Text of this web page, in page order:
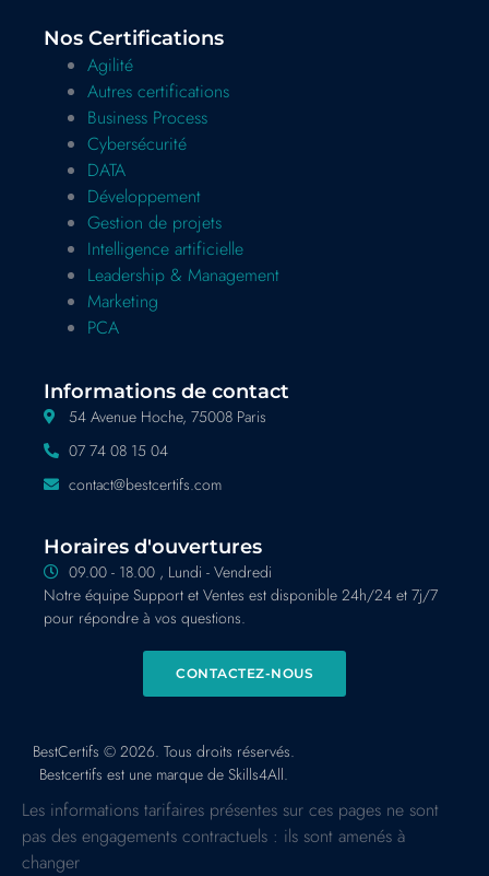
Nos Certifications
Agilité
Autres certifications
Business Process
Cybersécurité
DATA
Développement
Gestion de projets
Intelligence artificielle
Leadership & Management
Marketing
PCA
Informations de contact
54 Avenue Hoche, 75008 Paris
07 74 08 15 04
contact@bestcertifs.com
Horaires d'ouvertures
09.00 - 18.00 , Lundi - Vendredi
Notre équipe Support et Ventes est disponible 24h/24 et 7j/7
pour répondre à vos questions.
CONTACTEZ-NOUS
BestCertifs © 2026. Tous droits réservés.
Bestcertifs est une marque de Skills4All.
Les informations tarifaires présentes sur ces pages ne sont
pas des engagements contractuels : ils sont amenés à
changer